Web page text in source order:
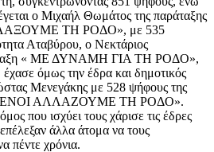
ο Μιχαήλ Θωμάτος της παράταξης
ΤΗ ΡΟΔΟ», με 535
Αταβύρου, ο Νεκτάριος
« ΜΕ ΔΥΝΑΜΗ ΓΙΑ ΤΗ ΡΟΔΟ»,
όμως την έδρα και δημοτικός
Μενεγάκης με 528 ψήφους της
ΑΛΛΑΖΟΥΜΕ ΤΗ ΡΟΔΟ».
που ισχύει τους χάρισε τις έδρες
άλλα άτομα να τους
πέντε χρόνια.